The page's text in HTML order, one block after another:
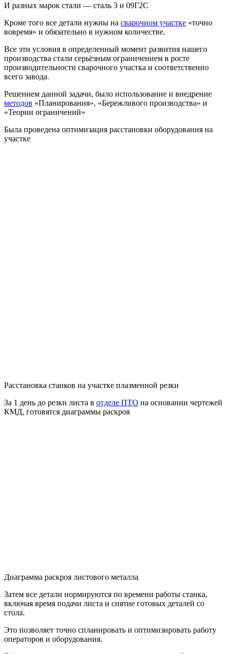
И разных марок стали — сталь 3 и 09Г2С
Кроме того все детали нужны на сварочном участке «точно
вовремя» и обязательно в нужном количестве.
Все эти условия в определенный момент развития нашего
производства стали серьёзным ограничением в росте
производительности сварочного участка и соответственно
всего завода.
Решением данной задачи, было использование и внедрение
методов «Планирования», «Бережливого производства» и
«Теории ограничений»
Была проведена оптимизация расстановки оборудования на
участке
Расстановка станков на участке плазменной резки
За 1 день до резки листа в отделе ПТО на основании чертежей
КМД, готовятся диаграммы раскроя
Диаграмма раскроя листового металла
Затем все детали нормируются по времени работы станка,
включая время подачи листа и снятие готовых деталей со
стола.
Это позволяет точно спланировать и оптимизировать работу
операторов и оборудования.